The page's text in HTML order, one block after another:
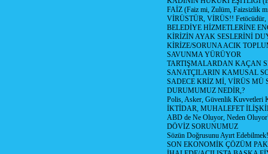
FAİZ (Faiz mi, Zulüm, Faizsizlik
VİRÜSTÜR, VİRÜS!! Fetöcüdür,
BELEDİYE HİZMETLERİNE
KİRİZİN AYAK SESLERİNİ
KİRİZE/SORUNA ACIK
SAVUNMA YÜRÜYOR
TARTIŞMALARDAN KAÇAN
SANATÇILARIN KAMUSAL
SADECE KRİZ Mİ, VİRÜS MÜ
DURUMUMUZ NEDİR,?
Polis, Asker, Güvenlik Kuvvetleri
İKTİDAR, MUHALEFET
ABD de Ne Oluyor, Neden
DÖVİZ SORUNUMUZ
Sözün Doğrusunu Ayırt Edebilmek!
SON EKONOMİK ÇÖZÜM